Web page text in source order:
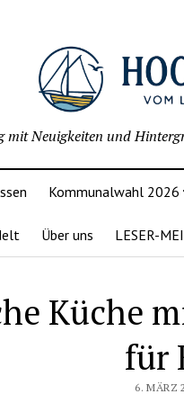
mit Neuigkeiten und
Kommunalwahl 2026
Über uns LESER-
Küche
für
6. MÄRZ